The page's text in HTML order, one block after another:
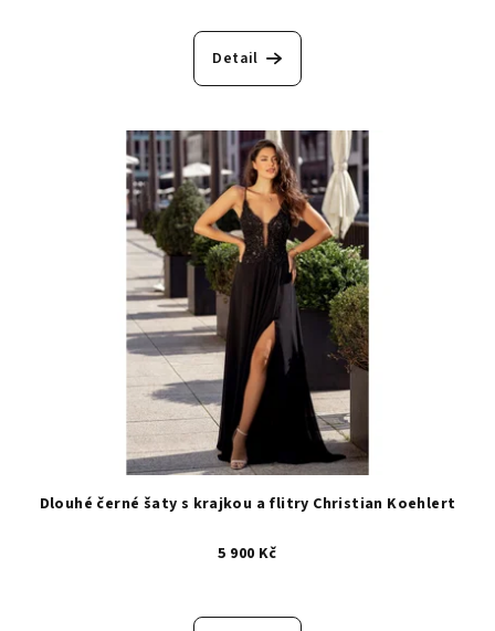
Detail
Dlouhé černé šaty s krajkou a flitry Christian Koehlert
5 900 Kč